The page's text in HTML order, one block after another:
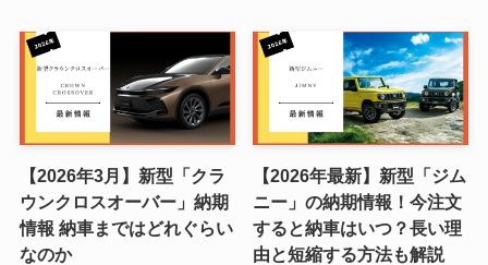
【2026年3月】新型「クラ
ウンクロスオーバー」納期
情報 納車まではどれぐらい
なのか
【2026年最新】新型「ジム
ニー」の納期情報！今注文
すると納車はいつ？長い理
由と短縮する方法も解説